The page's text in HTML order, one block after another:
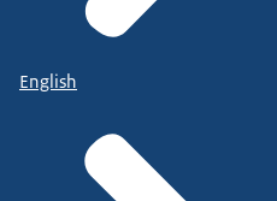
English